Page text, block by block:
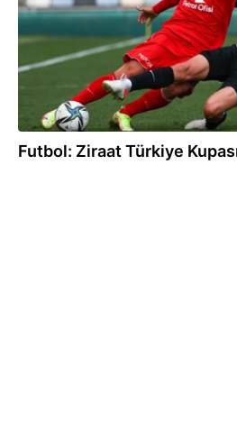
Futbol: Ziraat Türkiye